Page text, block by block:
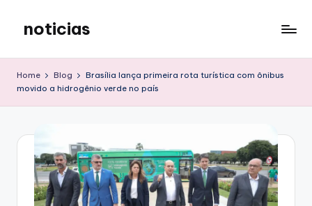
content
noticias
Home Blog
Brasília lança primeira rota turística com ônibus
movido a hidrogênio verde no país